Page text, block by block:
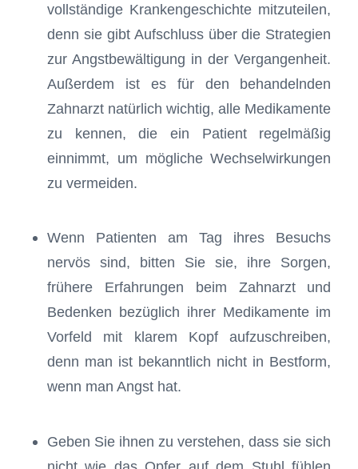
vollständige Krankengeschichte mitzuteilen,
denn sie gibt Aufschluss über die Strategien
zur Angstbewältigung in der Vergangenheit.
Außerdem ist es für den behandelnden
Zahnarzt natürlich wichtig, alle Medikamente
zu kennen, die ein Patient regelmäßig
einnimmt, um mögliche Wechselwirkungen
zu vermeiden.
Wenn Patienten am Tag ihres Besuchs
nervös sind, bitten Sie sie, ihre Sorgen,
frühere Erfahrungen beim Zahnarzt und
Bedenken bezüglich ihrer Medikamente im
Vorfeld mit klarem Kopf aufzuschreiben,
denn man ist bekanntlich nicht in Bestform,
wenn man Angst hat.
Geben Sie ihnen zu verstehen, dass sie sich